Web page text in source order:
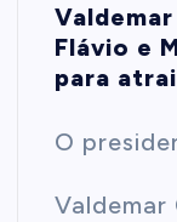
Flávio e
para
O